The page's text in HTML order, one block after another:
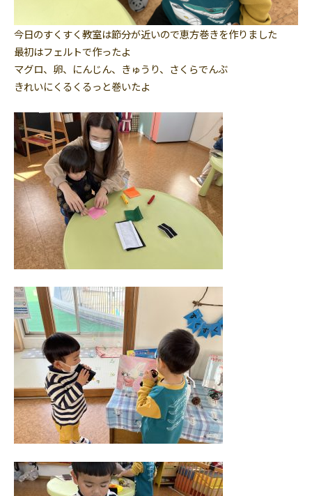
今日のすくすく教室は節分が近いので恵方巻きを作りました
最初はフェルトで作ったよ
マグロ、卵、にんじん、きゅうり、さくらでんぶ
きれいにくるくるっと巻いたよ